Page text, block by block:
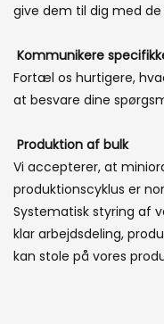
give dem til dig med
Kommunikere
Fortæl os hurtigere,
at besvare dine
Produktion af bulk
Vi accepterer, at
produktionscyklus er
Systematisk styring af
klar arbejdsdeling,
kan stole på vores